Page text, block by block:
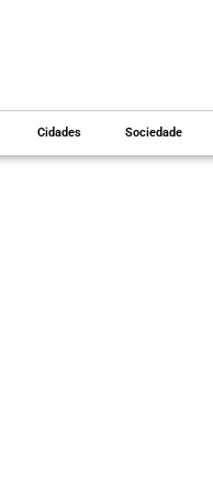
Cidades Sociedade